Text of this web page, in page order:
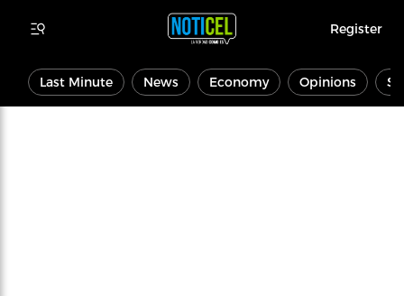
Register
Last Minute News Economy Opinions